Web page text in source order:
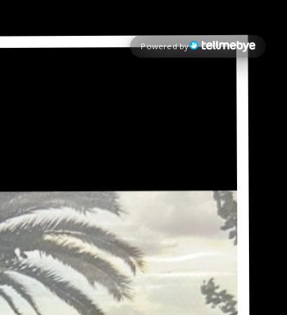
Powered by